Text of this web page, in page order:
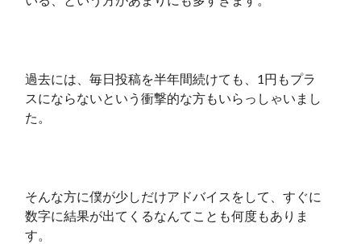
過去には、毎日投稿を半年間続けても、1円もプラ
スにならないという衝撃的な方もいらっしゃいまし
た。
そんな方に僕が少しだけアドバイスをして、すぐに
数字に結果が出てくるなんてことも何度もありま
す。